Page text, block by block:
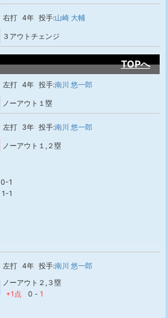
右打 4年 投手:山崎 大輔
３アウトチェンジ
TOPへ
左打 4年 投手:南川 悠一郎
ノーアウト１塁
左打 3年 投手:南川 悠一郎
ノーアウト１,２塁
0-1
1-1
左打 4年 投手:南川 悠一郎
ノーアウト２,３塁
+1点
0 - 1